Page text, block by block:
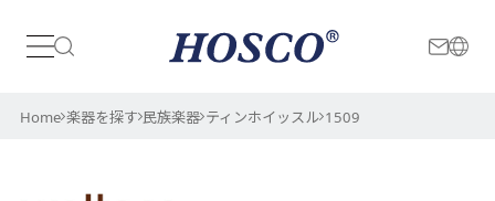
日本 International
Home 楽器を探す 民族楽器 ティンホイッスル 1509